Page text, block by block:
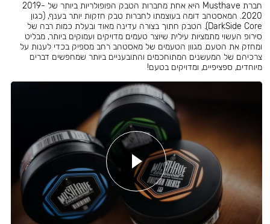
חברת Musthave היא אחת מחברות הטבק הפופולריות ביותר של 2019-
2020. המאסטהב דומה בעוצמתו לחברות טבק חזקות יותר בענף, (כגון
DarkSide Core). הטבק חתוך בצורה עדינה מאוד ובעלת כמות רבה של
סירופ העשוי מתמציות עילית שיוצר טעמים מדויקים ועמוקים ביותר, מבליט
ומחזק את הטעם. מגוון הטעמים של מאסטהב רחב מספיק בכדי לענות על
צרכיהם של המעשנים המתוחכמים והתובעניים ביותר שמחפשים דברים
מיוחדים, ספציפיים, ומדויקים בטעם!